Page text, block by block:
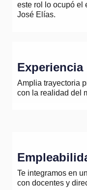
este rol lo ocupó el
José Elías.
Experiencia
Amplia trayectoria
con la realidad del
Empleabilid
Te integramos en
con docentes y